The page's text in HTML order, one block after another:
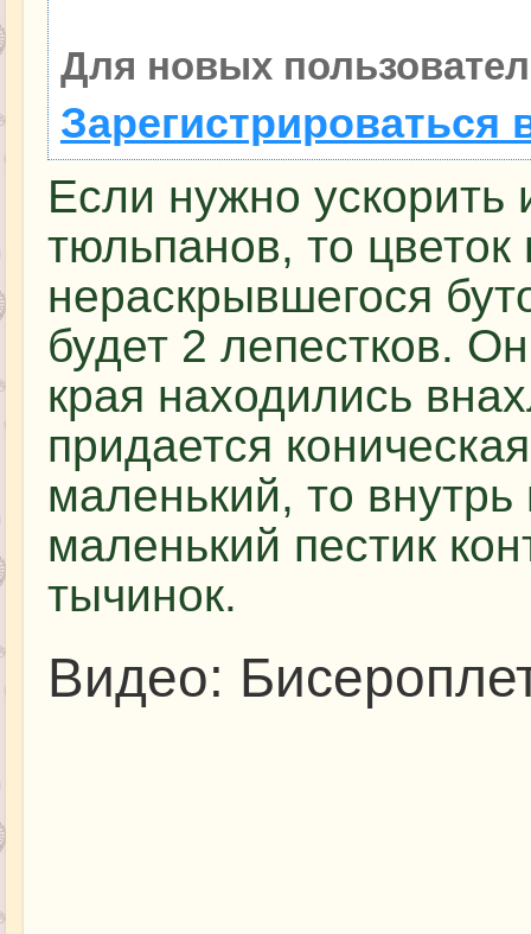
Для новых
Зарегистрироваться
Если нужно ускорить
тюльпанов, то
нераскрывшегося
будет 2 лепестков.
края находились
придается
маленький, то
маленький пестик
тычинок.
Видео: